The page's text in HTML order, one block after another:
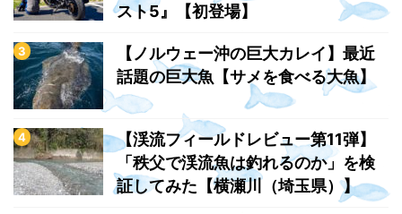
スト5』【初登場】
【ノルウェー沖の巨大カレイ】最近
話題の巨大魚【サメを食べる大魚】
【渓流フィールドレビュー第11弾】
「秩父で渓流魚は釣れるのか」を検
証してみた【横瀬川（埼玉県）】